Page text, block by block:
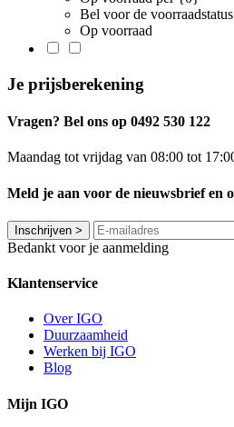
Bel voor de voorraadstatus
Op voorraad
Je prijsberekening
Vragen? Bel ons op 0492 530 122
Maandag tot vrijdag van 08:00 tot
Meld je aan voor de nieuwsbrief en
Inschrijven >
Bedankt voor je aanmelding
Klantenservice
Over IGO
Duurzaamheid
Werken bij IGO
Blog
Mijn IGO